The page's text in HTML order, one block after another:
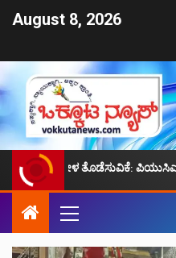
August 8, 2026
ಕೋಳ ತೊಡೆಸುವಿಕೆ: ಪಿಯುಸಿಎಲ್ ಖಂಡನೆ.